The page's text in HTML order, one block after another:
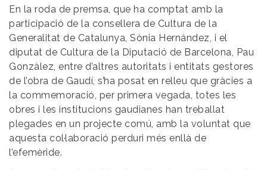
En la roda de premsa, que ha comptat amb la
participació de la consellera de Cultura de la
Generalitat de Catalunya, Sònia Hernández, i el
diputat de Cultura de la Diputació de Barcelona, Pau
Gonzàlez, entre d’altres autoritats i entitats gestores
de l’obra de Gaudí, s’ha posat en relleu que gràcies a
la commemoració, per primera vegada, totes les
obres i les institucions gaudianes han treballat
plegades en un projecte comú, amb la voluntat que
aquesta col·laboració perduri més enllà de
l’efemèride.